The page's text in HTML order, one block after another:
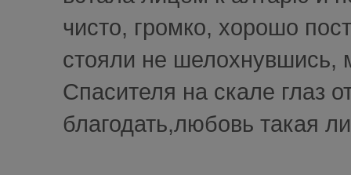
чисто, громко, хорошо
стояли не шелохнувшись,
Спасителя на скале глаз
благодать,любовь такая